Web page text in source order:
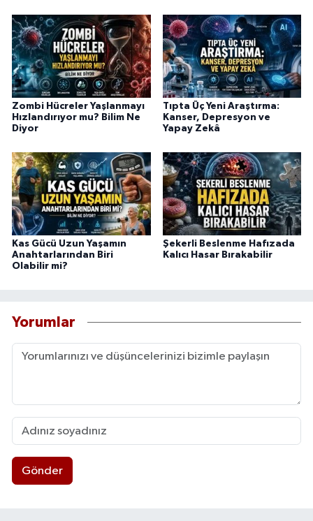
Zombi Hücreler Yaşlanmayı
Hızlandırıyor mu? Bilim Ne
Diyor
Tıpta Üç Yeni Araştırma:
Kanser, Depresyon ve
Yapay Zekâ
Kas Gücü Uzun Yaşamın
Anahtarlarından Biri
Olabilir mi?
Şekerli Beslenme Hafızada
Kalıcı Hasar Bırakabilir
Yorumlar
Gönder